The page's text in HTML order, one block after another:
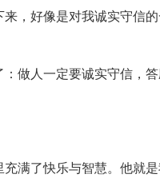
，好像是对我诚实守信
做人一定要诚实守信，
满了快乐与智慧。他就